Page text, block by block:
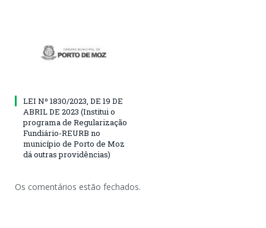
LEI Nº 1830/2023, DE 19 DE
ABRIL DE 2023 (Institui o
programa de Regularização
Fundiário-REURB no
município de Porto de Moz
dá outras providências)
Os comentários estão fechados.